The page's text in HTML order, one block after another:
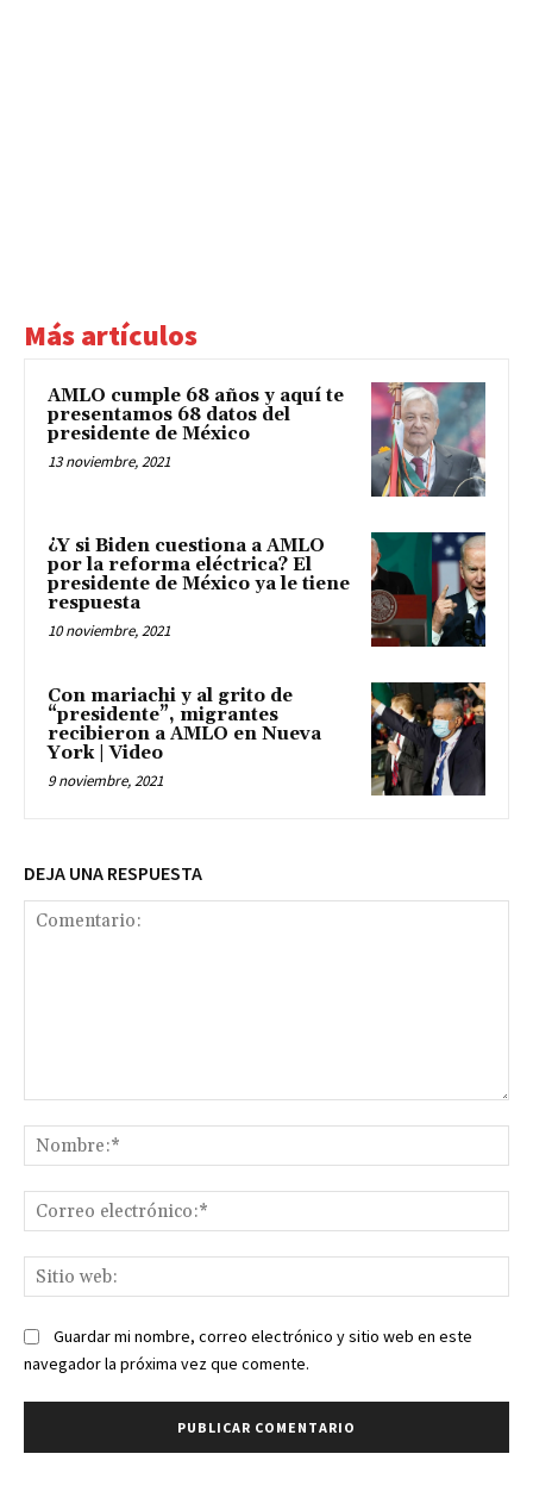
Más artículos
AMLO cumple 68 años y aquí te
presentamos 68 datos del
presidente de México
13 noviembre, 2021
¿Y si Biden cuestiona a AMLO
por la reforma eléctrica? El
presidente de México ya le tiene
respuesta
10 noviembre, 2021
Con mariachi y al grito de
“presidente”, migrantes
recibieron a AMLO en Nueva
York | Video
9 noviembre, 2021
DEJA UNA RESPUESTA
Guardar mi nombre, correo electrónico y sitio web en este
navegador la próxima vez que comente.